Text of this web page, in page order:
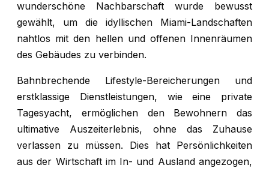
wunderschöne Nachbarschaft wurde bewusst
gewählt, um die idyllischen Miami-Landschaften
nahtlos mit den hellen und offenen Innenräumen
des Gebäudes zu verbinden.
Bahnbrechende Lifestyle-Bereicherungen und
erstklassige Dienstleistungen, wie eine private
Tagesyacht, ermöglichen den Bewohnern das
ultimative Auszeiterlebnis, ohne das Zuhause
verlassen zu müssen. Dies hat Persönlichkeiten
aus der Wirtschaft im In- und Ausland angezogen,